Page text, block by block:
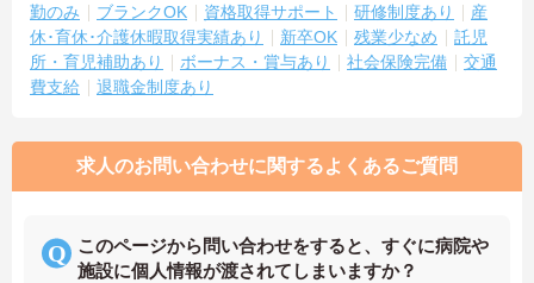
勤のみ ブランクOK 資格取得サポート 研修制度あり
産
休･育休･介護休暇取得実績あり
新卒OK 残業少なめ
託児
所・育児補助あり
ボーナス・賞与あり 社会保険完備
交通
費支給
退職金制度あり
求人のお問い合わせに関するよくあるご質問
このページから問い合わせをすると、すぐに病院や
施設に個人情報が渡されてしまいますか？